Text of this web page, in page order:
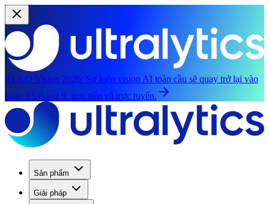
YOLO Vision 2026: Sự kiện vision AI toàn cầu sẽ quay trở lại vào
ngày 13 tháng 9, trực tiếp và trực tuyến.
Sản phẩm
Giải pháp